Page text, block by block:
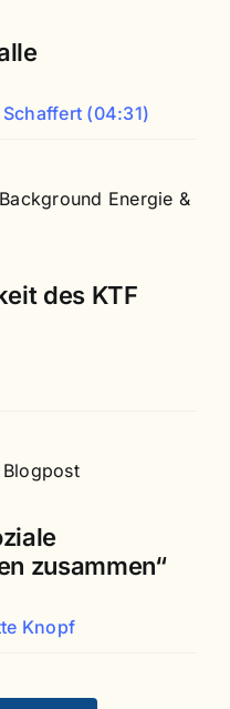
(04:31)
Energie &
des KTF
Blogpost
zusammen“
Knopf